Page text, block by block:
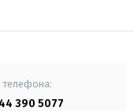
390 5077